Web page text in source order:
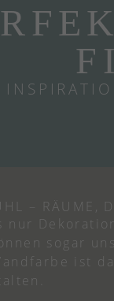
– RÄUME,
nur
sogar
ist